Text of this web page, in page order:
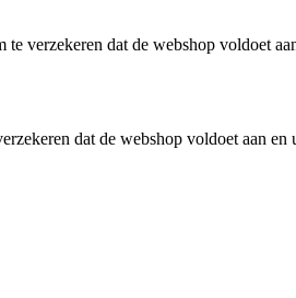
verzekeren dat de webshop voldoet
dat de webshop voldoet aan